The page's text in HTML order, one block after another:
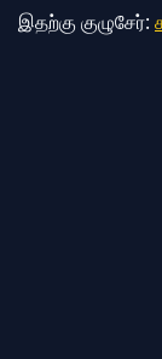
இதற்கு குழுசேர்: